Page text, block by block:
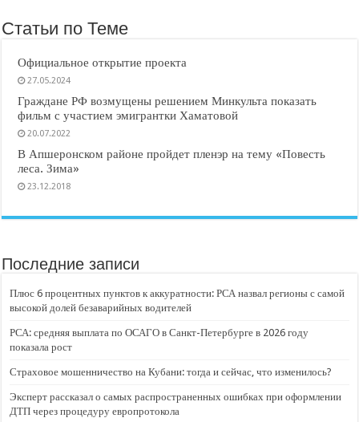
Статьи по Теме
Официальное открытие проекта
27.05.2024
Граждане РФ возмущены решением Минкульта показать
фильм с участием эмигрантки Хаматовой
20.07.2022
В Апшеронском районе пройдет пленэр на тему «Повесть
леса. Зима»
23.12.2018
Последние записи
Плюс 6 процентных пунктов к аккуратности: РСА назвал регионы с самой
высокой долей безаварийных водителей
РСА: средняя выплата по ОСАГО в Санкт-Петербурге в 2026 году
показала рост
Страховое мошенничество на Кубани: тогда и сейчас, что изменилось?
Эксперт рассказал о самых распространенных ошибках при оформлении
ДТП через процедуру европротокола